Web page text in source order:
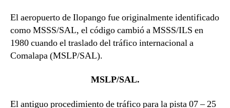
El aeropuerto de Ilopango fue originalmente identificado
como MSSS/SAL, el código cambió a MSSS/ILS en
1980 cuando el traslado del tráfico internacional a
Comalapa (MSLP/SAL).
MSLP/SAL.
El antiguo procedimiento de tráfico para la pista 07 – 25